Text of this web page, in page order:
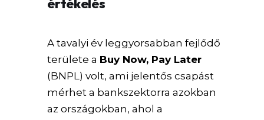
értékelés
A tavalyi év leggyorsabban fejlődő
területe a Buy Now, Pay Later
(BNPL) volt, ami jelentős csapást
mérhet a bankszektorra azokban
az országokban, ahol a